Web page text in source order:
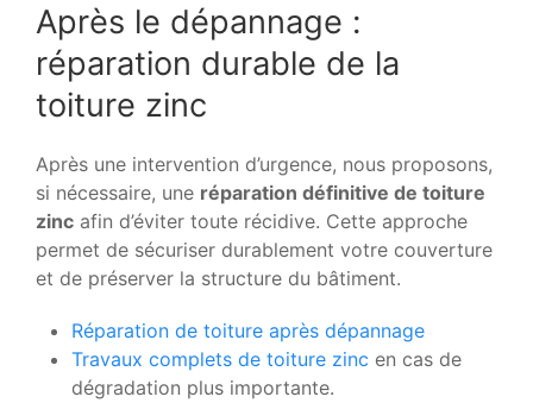
Après le dépannage :
réparation durable de la
toiture zinc
Après une intervention d’urgence, nous proposons,
si nécessaire, une réparation définitive de toiture
zinc afin d’éviter toute récidive. Cette approche
permet de sécuriser durablement votre couverture
et de préserver la structure du bâtiment.
Réparation de toiture après dépannage
Travaux complets de toiture zinc en cas de
dégradation plus importante.